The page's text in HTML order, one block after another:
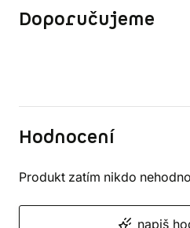
Doporučujeme
Hodnocení
Produkt zatím nikdo
napiš